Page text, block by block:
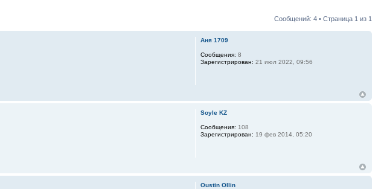
Сообщений: 4 • Страница 1 из 1
Аня 1709
Сообщения: 8
Зарегистрирован: 21 июл 2022, 09:56
Soyle KZ
Сообщения: 108
Зарегистрирован: 19 фев 2014, 05:20
Oustin Ollin